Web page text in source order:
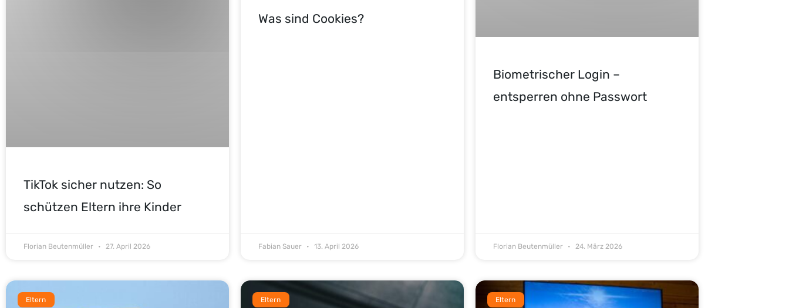
TikTok sicher nutzen: So
schützen Eltern ihre Kinder
Florian Beutenmüller 27. April 2026
Was sind Cookies?
Fabian Sauer 13. April 2026
Biometrischer Login –
entsperren ohne Passwort
Florian Beutenmüller 24. März 2026
Eltern Eltern Eltern